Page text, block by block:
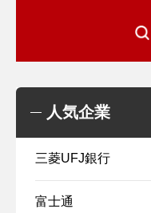
人気企業
三菱UFJ銀行
富士通